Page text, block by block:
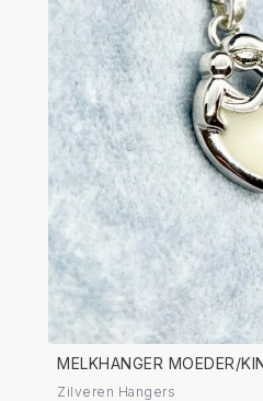
MELKHANGER MOEDER/
Zilveren Hangers